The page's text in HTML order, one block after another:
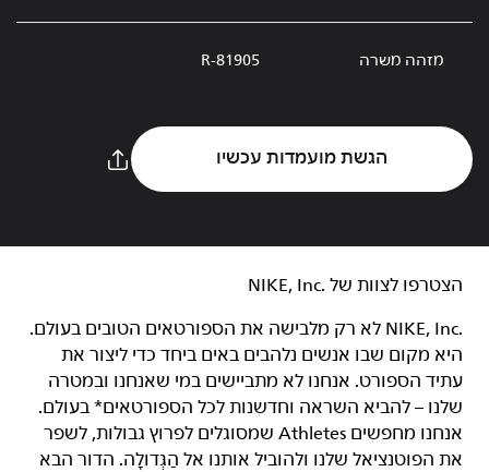
מזהה משרה R-81905
הגשת מועמדות עכשיו
הצטרפו לצוות של NIKE, Inc.‎‏
NIKE, Inc.‎ לא רק מלבישה את הספורטאים הטובים בעולם.
היא מקום שבו אנשים נלהבים באים ביחד כדי ליצור את
עתיד הספורט. אנחנו לא מתביישים במי שאנחנו ובמטרה
שלנו – להביא השראה וחדשנות לכל הספורטאים* בעולם.
אנחנו מחפשים Athletes שמסוגלים לפרוץ גבולות, לשפר
את הפוטנציאל שלנו ולהוביל אותנו אל הַגְּדוּלָה. הדור הבא